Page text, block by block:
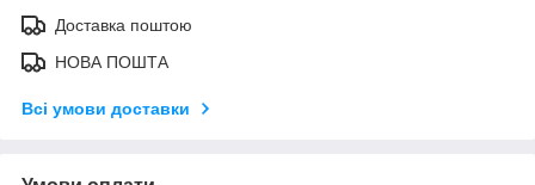
Доставка поштою
НОВА ПОШТА
Всі умови доставки